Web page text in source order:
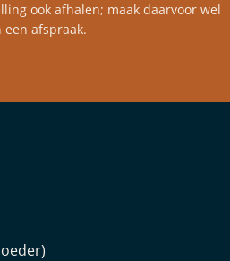
ook afhalen; maak daarvoor wel
een afspraak.